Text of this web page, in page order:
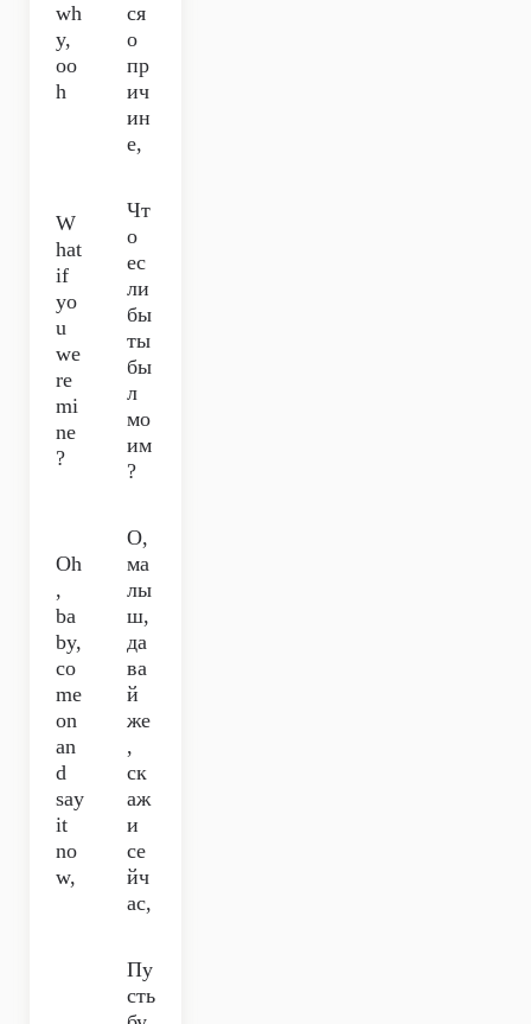
wh
y,
oo
h
ся
о
пр
ич
ин
е,
W
hat
if
yo
u
we
re
mi
ne
?
Чт
о
ес
ли
бы
ты
бы
л
мо
им
?
Oh
,
ba
by,
co
me
on
an
d
say
it
no
w,
О,
ма
лы
ш,
да
ва
й
же
,
ск
аж
и
се
йч
ас,
Пу
сть